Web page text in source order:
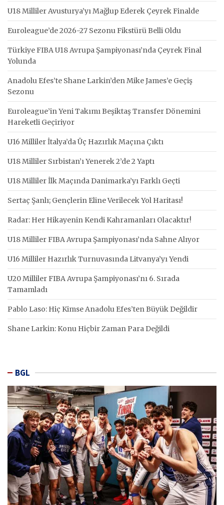
U18 Milliler Avusturya’yı Mağlup Ederek Çeyrek Finalde
Euroleague’de 2026-27 Sezonu Fikstürü Belli Oldu
Türkiye FIBA U18 Avrupa Şampiyonası’nda Çeyrek Final
Yolunda
Anadolu Efes’te Shane Larkin’den Mike James’e Geçiş
Sezonu
Euroleague’in Yeni Takımı Beşiktaş Transfer Dönemini
Hareketli Geçiriyor
U16 Milliler İtalya’da Üç Hazırlık Maçına Çıktı
U18 Milliler Sırbistan’ı Yenerek 2’de 2 Yaptı
U18 Milliler İlk Maçında Danimarka’yı Farklı Geçti
Sertaç Şanlı; Gençlerin Eline Verilecek Yol Haritası!
Radar: Her Hikayenin Kendi Kahramanları Olacaktır!
U18 Milliler FIBA Avrupa Şampiyonası’nda Sahne Alıyor
U16 Milliler Hazırlık Turnuvasında Litvanya’yı Yendi
U20 Milliler FIBA Avrupa Şampiyonası’nı 6. Sırada
Tamamladı
Pablo Laso: Hiç Kimse Anadolu Efes’ten Büyük Değildir
Shane Larkin: Konu Hiçbir Zaman Para Değildi
BGL